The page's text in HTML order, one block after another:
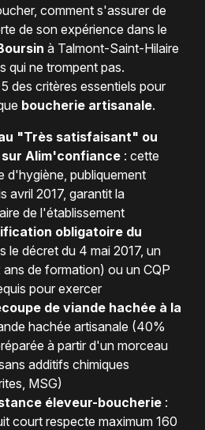
comment s'assurer de
de son expérience dans le
à Talmont-Saint-Hilaire
qui ne trompent pas.
des critères essentiels pour
boucherie artisanale.
"Très satisfaisant" ou
Alim'confiance: cette
d'hygiène, publiquement
avril 2017, garantit la
de l'établissement
obligatoire du
le décret du 4 mai 2017, un
de formation) ou un CQP
pour exercer
de viande hachée à la
hachée artisanale (40%
à partir d'un morceau
additifs chimiques
MSG)
éleveur-boucherie:
court respecte maximum 160